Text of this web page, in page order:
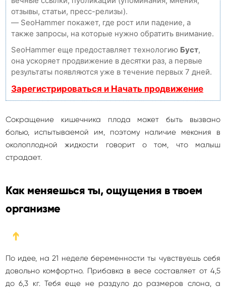
отзывы, статьи, пресс-релизы).
— SeoHammer покажет, где рост или падение, а
также запросы, на которые нужно обратить внимание.
SeoHammer еще предоставляет технологию Буст,
она ускоряет продвижение в десятки раз, а первые
результаты появляются уже в течение первых 7 дней.
Зарегистрироваться и Начать продвижение
Сокращение кишечника плода может быть вызвано
болью, испытываемой им, поэтому наличие мекония в
околоплодной жидкости говорит о том, что малыш
страдает.
Как меняешься ты, ощущения в твоем
организме
➔
По идее, на 21 неделе беременности ты чувствуешь себя
довольно комфортно. Прибавка в весе составляет от 4,5
до 6,3 кг. Тебя еще не раздуло до размеров слона, а